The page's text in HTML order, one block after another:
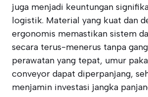
juga menjadi keuntungan
logistik. Material yang kuat dan
ergonomis memastikan sistem
secara terus-menerus tanpa
perawatan yang tepat, umur
conveyor dapat diperpanjang,
menjamin investasi jangka